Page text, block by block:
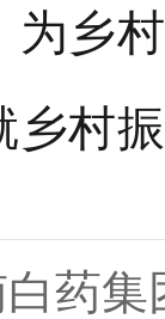
为乡
乡村
药集